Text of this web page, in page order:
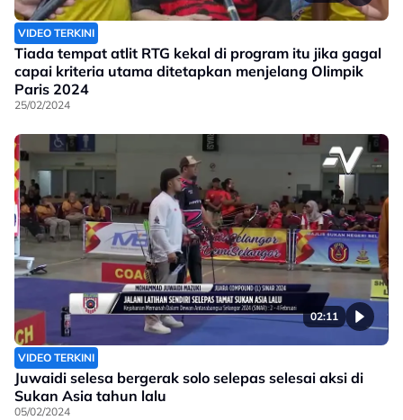
VIDEO TERKINI
Tiada tempat atlit RTG kekal di program itu jika gagal
capai kriteria utama ditetapkan menjelang Olimpik
Paris 2024
25/02/2024
02:11
VIDEO TERKINI
Juwaidi selesa bergerak solo selepas selesai aksi di
Sukan Asia tahun lalu
05/02/2024